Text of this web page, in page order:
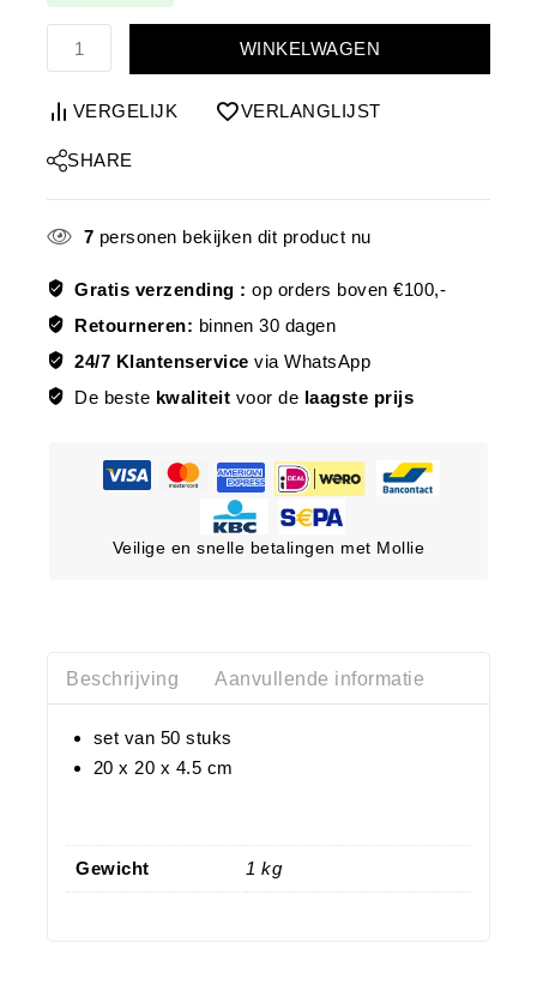
WINKELWAGEN
VERGELIJK VERLANGLIJST
SHARE
7 personen bekijken dit product nu
Gratis verzending :op orders boven €100,-
Retourneren: binnen 30 dagen
24/7 Klantenservice via WhatsApp
De beste kwaliteit voor de laagste prijs
Veilige en snelle betalingen met Mollie
Beschrijving Aanvullende informatie
set van 50 stuks
20 x 20 x 4.5 cm
Gewicht 1 kg